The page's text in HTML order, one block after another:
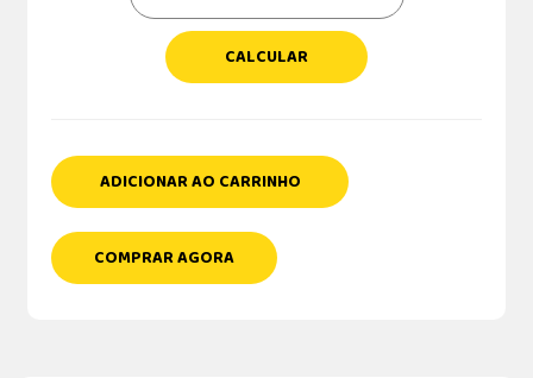
CALCULAR
ADICIONAR AO CARRINHO
COMPRAR AGORA